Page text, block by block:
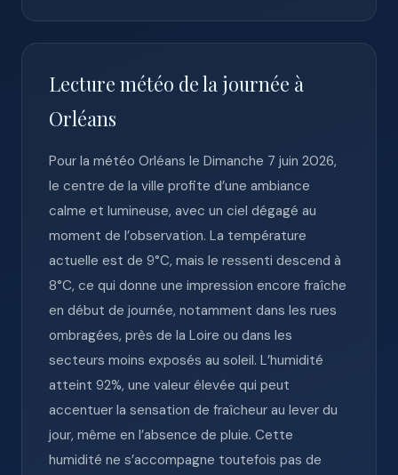
Lecture météo de la journée à
Orléans
Pour la météo Orléans le Dimanche 7 juin 2026,
le centre de la ville profite d’une ambiance
calme et lumineuse, avec un ciel dégagé au
moment de l’observation. La température
actuelle est de 9°C, mais le ressenti descend à
8°C, ce qui donne une impression encore fraîche
en début de journée, notamment dans les rues
ombragées, près de la Loire ou dans les
secteurs moins exposés au soleil. L’humidité
atteint 92%, une valeur élevée qui peut
accentuer la sensation de fraîcheur au lever du
jour, même en l’absence de pluie. Cette
humidité ne s’accompagne toutefois pas de